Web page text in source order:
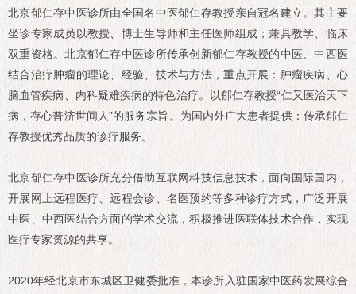
北京郁仁存中医诊所由全国名中医郁仁存教授亲自冠名建立。其主要
坐诊专家成员以教授、博士生导师和主任医师组成；兼具教学、临床
双重资格。北京郁仁存中医诊所传承创新郁仁存教授的中医、中西医
结合治疗肿瘤的理论、经验、技术与方法，重点开展：肿瘤疾病、心
脑血管疾病、内科疑难疾病的特色治疗。以郁仁存教授“仁又医治天下
病，存心普济世间人”的服务宗旨。为国内外广大患者提供：传承郁仁
存教授优秀品质的诊疗服务。
北京郁仁存中医诊所充分借助互联网科技信息技术，面向国际国内，
开展网上远程医疗、远程会诊、名医预约等多种诊疗方式，广泛开展
中医、中西医结合方面的学术交流，积极推进医联体技术合作，实现
医疗专家资源的共享。
2020年经北京市东城区卫健委批准，本诊所入驻国家中医药发展综合